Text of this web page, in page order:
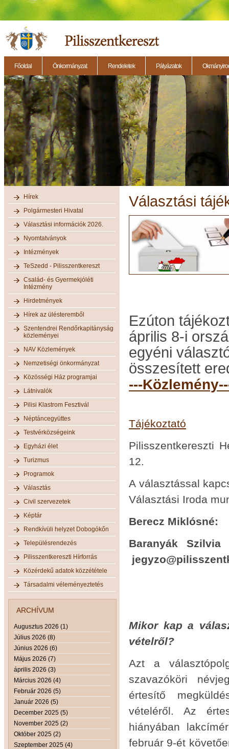
Főoldal Önkormányzat Rendeletek Pályázatok
2014.11.27. - Testületi ülés 2014.12.28. - Testületi ülés 2014.11.13. - Testületi
Hírek
Polgármesteri Hivatal
Választási információk 2026.
Nyomtatványok
Intézmények
TeSzedd - Pilisszentkereszt
Család- és Gyermekjóléti
Intézmény
Hirdetmények
Hírek az ülésteremből
Szentendrei Rendőrkapitányság
közleményei
NAV Közlemények
Nemzetiségi önkormányzat
Közösségi Ház programjai
Látnivalók
Pilisi Klastrom Fesztivál
Néptáncegyüttes
Testvérközségeink
Egyházi élet
Turizmus
Programok
Választás
Civil szervezetek
Képtár
Rendkívüli helyzet Dobogókőn
Településrendezés
Pilisszentkereszti Hírforrás
Közérdekű adatok közzététele
Társadalmi véleményeztetés
ARCHÍVUM
Augusztus 2026 (1)
Július 2026 (8)
Június 2026 (6)
Május 2026 (7)
április 2026 (3)
Március 2026 (4)
Február 2026 (5)
Január 2026 (5)
December 2025 (5)
November 2025 (2)
Október 2025 (2)
Szeptember 2025 (4)
Választási
Ezúton
április 8-i
egyéni
összesített
---
Tájékoztató
Pilisszentkereszti
12.
A választással
Választási Iroda
Berecz
Mikor kap a
vételről?
Azt a
szavazóköri
értesítő
vételéről. Az
hiányában
február 9-ét